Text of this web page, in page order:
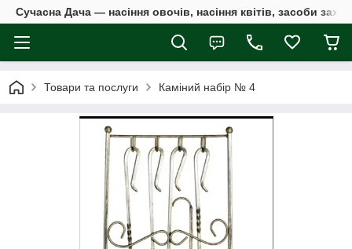
Сучасна Дача — насіння овочів, насіння квітів, засоби
Товари та послуги Каміний набір № 4